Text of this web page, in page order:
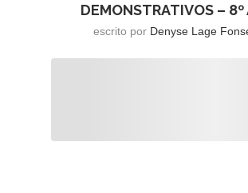
DEMONSTRATIVOS – 8º
escrito por Denyse Lage